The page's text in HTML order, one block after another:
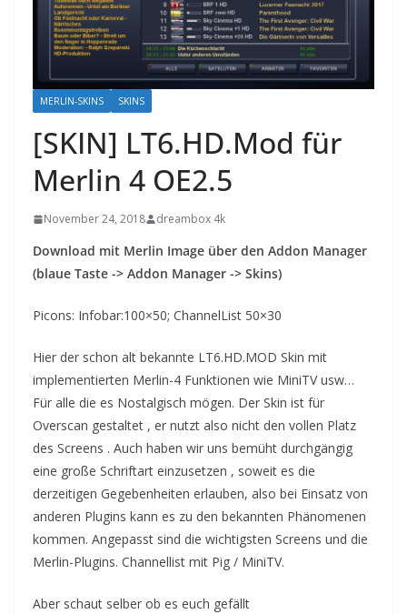
MERLIN-SKINS SKINS
[SKIN] LT6.HD.Mod für
Merlin 4 OE2.5
November 24, 2018 dreambox 4k
Download mit Merlin Image über den Addon Manager
(blaue Taste -> Addon Manager -> Skins)
Picons: Infobar:100×50; ChannelList 50×30
Hier der schon alt bekannte LT6.HD.MOD Skin mit
implementierten Merlin-4 Funktionen wie MiniTV usw…
Für alle die es Nostalgisch mögen. Der Skin ist für
Overscan gestaltet , er nutzt also nicht den vollen Platz
des Screens . Auch haben wir uns bemüht durchgängig
eine große Schriftart einzusetzen , soweit es die
derzeitigen Gegebenheiten erlauben, also bei Einsatz von
anderen Plugins kann es zu den bekannten Phänomenen
kommen. Angepasst sind die wichtigsten Screens und die
Merlin-Plugins. Channellist mit Pig / MiniTV.
Aber schaut selber ob es euch gefällt